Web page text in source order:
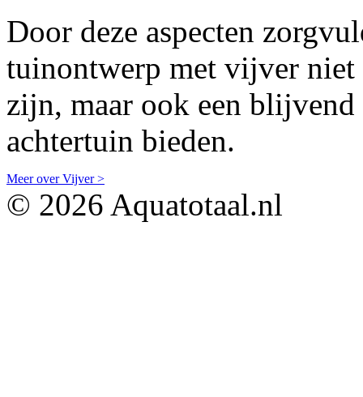
Door deze aspecten
tuinontwerp met vijver niet
zijn, maar ook een
achtertuin bieden.
Meer over Vijver >
© 2026 Aquatotaal.nl